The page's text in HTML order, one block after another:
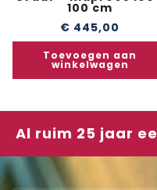
100 cm
€ 445,00
Toevoegen aan
winkelwagen
Al ruim 25 jaar